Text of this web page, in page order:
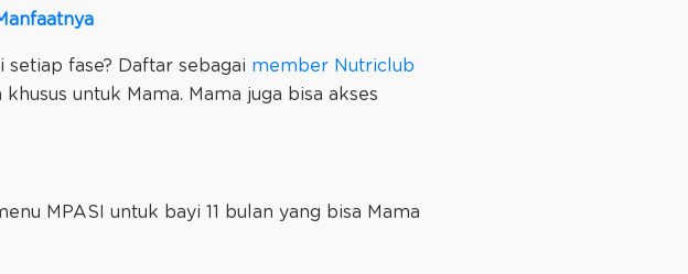
fase? Daftar sebagai member Nutriclub
untuk Mama. Mama juga bisa akses
MPASI untuk bayi 11 bulan yang bisa Mama